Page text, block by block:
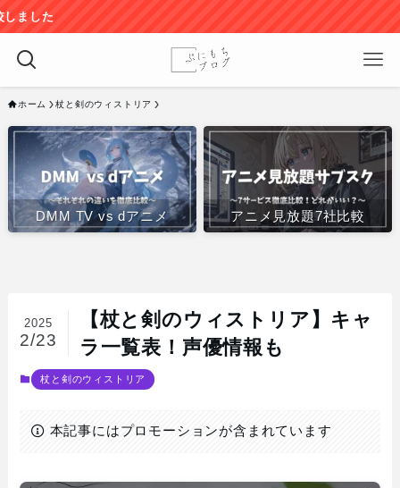
ホーム 杖と剣のウィストリア
DMM TV vs dアニメ アニメ見放題7社比較
【杖と剣のウィストリア】キャ
ラ一覧表！声優情報も
2025
2/23
杖と剣のウィストリア
本記事にはプロモーションが含まれています